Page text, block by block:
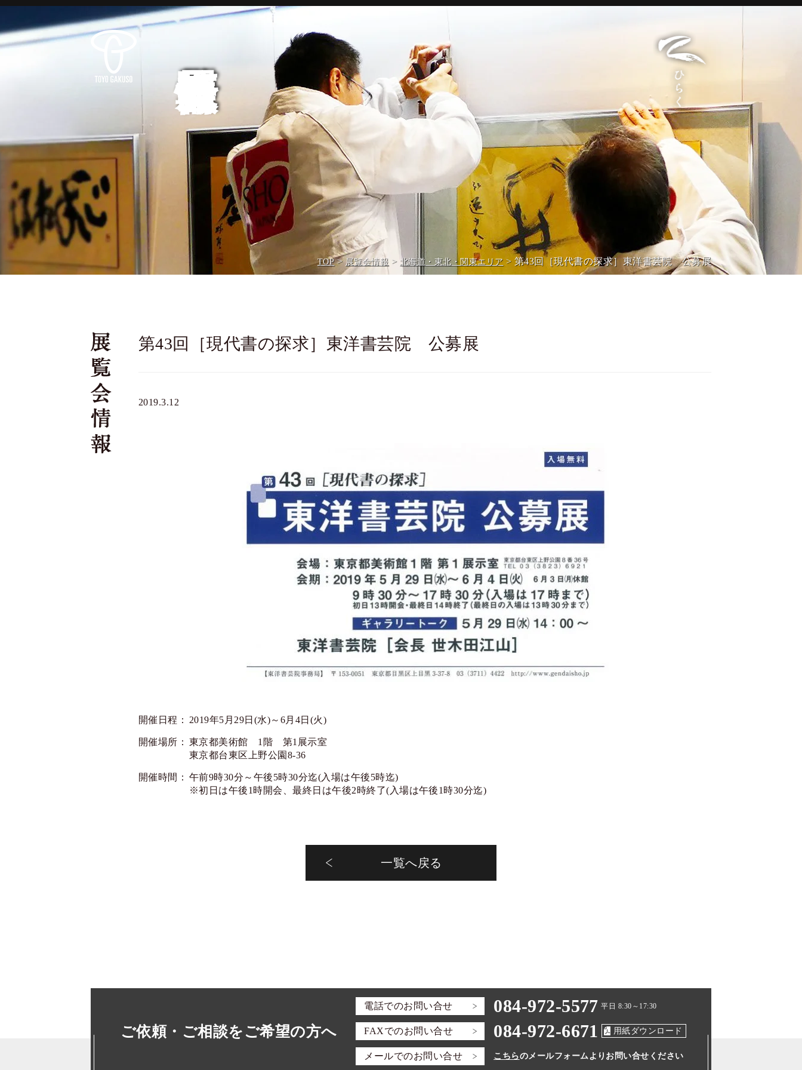
TOP> 展覧会情報 > 北海道・東北・関東エリア > 第43回［現代書の探求］東洋書芸院 公募展
第43回［現代書の探求］東洋書芸院 公募展
2019.3.12
開催日程： 2019年5月29日(水)～6月4日(火)
開催場所： 東京都美術館 1階 第1展示室
東京都台東区上野公園8-36
開催時間： 午前9時30分～午後5時30分迄(入場は午後5時迄)
※初日は午後1時開会、最終日は午後2時終了(入場は午後1時30分迄)
一覧へ戻る
ご依頼・ご相談をご希望の方へ
電話でのお問い合せ 084-972-5577 平日 8:30～17:30
FAXでのお問い合せ 084-972-6671 用紙ダウンロード
メールでのお問い合せ こちらのメールフォームより お問い合せください